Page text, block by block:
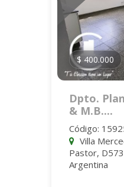
$ 400.000
Dpto.
& M.B....
Código:
Villa
Pastor,
Argentina